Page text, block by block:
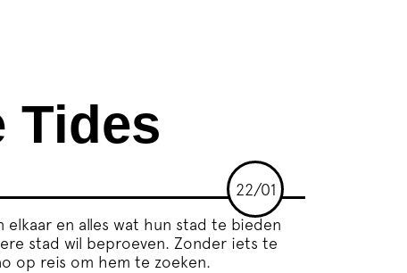
Tides
22/01
elkaar en alles wat hun stad te bieden
stad wil beproeven. Zonder iets te
op reis om hem te zoeken.